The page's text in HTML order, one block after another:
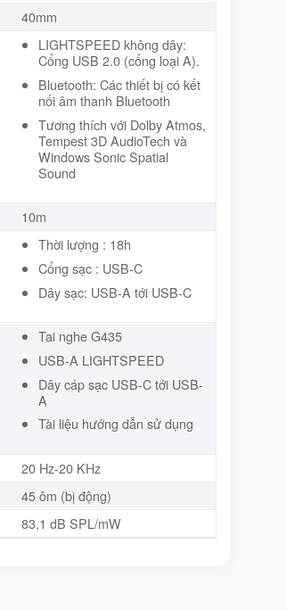
40mm
LIGHTSPEED không dây:
Cổng USB 2.0 (cổng loại A).
Bluetooth: Các thiết bị có kết
nối âm thanh Bluetooth
Tương thích với Dolby Atmos,
Tempest 3D AudioTech và
Windows Sonic Spatial
Sound
10m
Thời lượng : 18h
Cổng sạc : USB-C
Dây sạc: USB-A tới USB-C
Tai nghe G435
USB-A LIGHTSPEED
Dây cáp sạc USB-C tới USB-
A
Tài liệu hướng dẫn sử dụng
20 Hz-20 KHz
45 ôm (bị động)
83,1 dB SPL/mW